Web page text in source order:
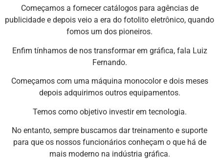
Começamos a fornecer catálogos para agências de
publicidade e depois veio a era do fotolito eletrônico, quando
fomos um dos pioneiros.
Enfim tínhamos de nos transformar em gráfica, fala Luiz
Fernando.
Começamos com uma máquina monocolor e dois meses
depois adquirimos outros equipamentos.
Temos como objetivo investir em tecnologia.
No entanto, sempre buscamos dar treinamento e suporte
para que os nossos funcionários conheçam o que há de
mais moderno na indústria gráfica.